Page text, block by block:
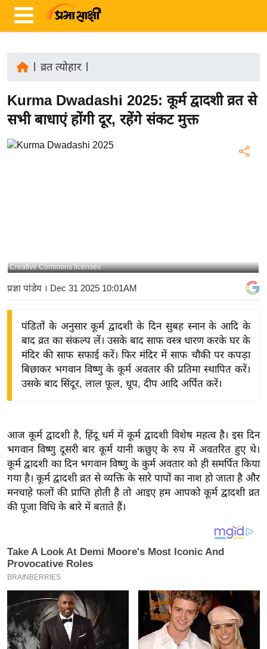
ज़ा
ख
र
ष्ट्री
बि
द्यो
त
वि
शे
ष
ज्ञ
ब
ज
ट
खे
ल
क्रि
व्रत त्योहार|
Kurma Dwadashi 2025: कूर्म द्वादशी व्रत से
सभी बाधाएं होंगी दूर, रहेंगे संकट मुक्त
Creative Commons licenses
प्रज्ञा पांडेय । Dec 31 2025 10:01AM
पंडितों के अनुसार कूर्म द्वादशी के दिन सुबह स्नान के आदि के
बाद व्रत का संकल्प लें। उसके बाद साफ वस्त्र धारण करके घर के
मंदिर की साफ सफाई करें। फिर मंदिर में साफ चौकी पर कपड़ा
बिछाकर भगवान विष्णु के कूर्म अवतार की प्रतिमा स्थापित करें।
उसके बाद सिंदूर, लाल फूल, धूप, दीप आदि अर्पित करें।
आज कूर्म द्वादशी है, हिंदू धर्म में कूर्म द्वादशी विशेष महत्व है। इस दिन
भगवान विष्णु दूसरी बार कूर्म यानी कछुए के रुप में अवतरित हुए थे।
कूर्म द्वादशी का दिन भगवान विष्णु के कुर्म अवतार को ही समर्पित किया
गया है। कूर्म द्वादशी व्रत से व्यक्ति के सारे पापों का नाश हो जाता है और
मनचाहे फलों की प्राप्ति होती है तो आइए हम आपको कूर्म द्वादशी व्रत
की पूजा विधि के बारे में बताते हैं।